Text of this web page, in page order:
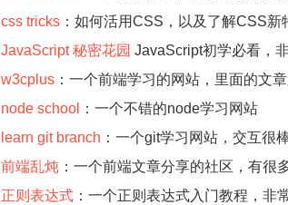
css tricks ：如何活用CSS，以及了解CSS
JavaScript 秘密花园 JavaScript初学必看，
w3cplus ：一个前端学习的网站，里面的文
node school
：一个不错的node学习网站
learn git branch ：一个git学习网站，交互很
前端乱炖 ：一个前端文章分享的社区，有很
正则表达式 ：一个正则表达式入门教程，非